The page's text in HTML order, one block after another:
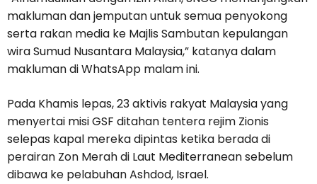
makluman dan jemputan untuk semua penyokong
serta rakan media ke Majlis Sambutan kepulangan
wira Sumud Nusantara Malaysia,” katanya dalam
makluman di WhatsApp malam ini.
Pada Khamis lepas, 23 aktivis rakyat Malaysia yang
menyertai misi GSF ditahan tentera rejim Zionis
selepas kapal mereka dipintas ketika berada di
perairan Zon Merah di Laut Mediterranean sebelum
dibawa ke pelabuhan Ashdod, Israel.